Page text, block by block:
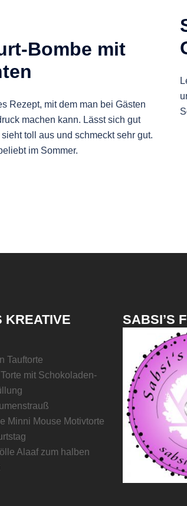
Bombe mit
Rezept, mit dem man bei Gästen
machen kann. Lässt sich gut
toll aus und schmeckt sehr gut.
im Sommer.
KREATIVE
Tauftorte
mit Schokoladen-
Minni Mouse Motivtorte
Alaaf zum halben
SABSI’S